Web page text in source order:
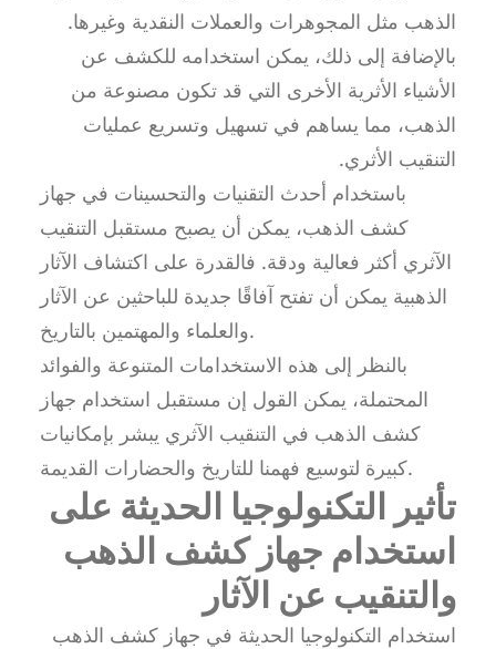
الذهب مثل المجوهرات والعملات النقدية وغيرها.
بالإضافة إلى ذلك، يمكن استخدامه للكشف عن
الأشياء الأثرية الأخرى التي قد تكون مصنوعة من
الذهب، مما يساهم في تسهيل وتسريع عمليات
التنقيب الأثري.
باستخدام أحدث التقنيات والتحسينات في جهاز
كشف الذهب، يمكن أن يصبح مستقبل التنقيب
الآثري أكثر فعالية ودقة. فالقدرة على اكتشاف الآثار
الذهبية يمكن أن تفتح آفاقًا جديدة للباحثين عن الآثار
والعلماء والمهتمين بالتاريخ.
بالنظر إلى هذه الاستخدامات المتنوعة والفوائد
المحتملة، يمكن القول إن مستقبل استخدام جهاز
كشف الذهب في التنقيب الآثري يبشر بإمكانيات
كبيرة لتوسيع فهمنا للتاريخ والحضارات القديمة.
تأثير التكنولوجيا الحديثة على
استخدام جهاز كشف الذهب
والتنقيب عن الآثار
استخدام التكنولوجيا الحديثة في جهاز كشف الذهب